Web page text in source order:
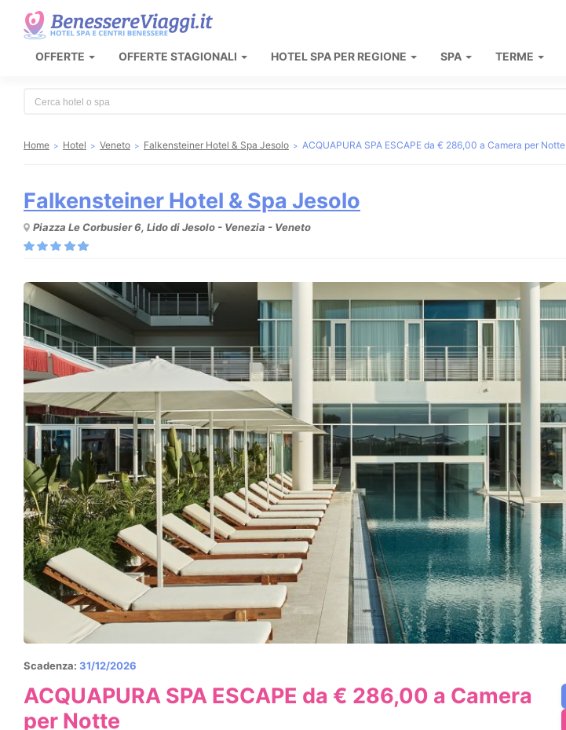
OFFERTE OFFERTE STAGIONALI HOTEL SPA PER REGIONE SPA TERME
Home Hotel Veneto Falkensteiner Hotel & Spa Jesolo ACQUAPURA SPA ESCAPE da € 286,00 a Camera per Notte
Falkensteiner Hotel & Spa Jesolo
Piazza Le Corbusier 6, Lido di Jesolo - Venezia - Veneto
Scadenza: 31/12/2026
ACQUAPURA SPA ESCAPE da € 286,00 a Camera
per Notte